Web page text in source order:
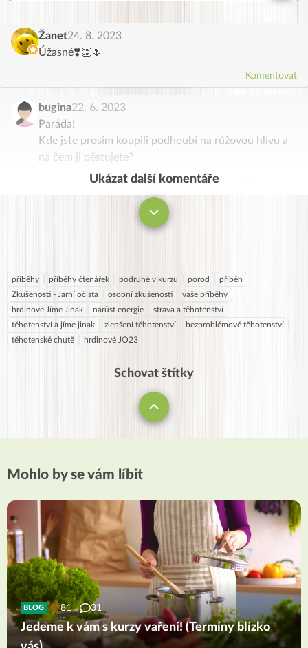
Žanet24. 8. 2023
Úžasné❣️👏🌷
Komentovat
bugina22. 6. 2023
Paráda!
Kde jste prosím koupili podhoubí na růžovou hlívu a
na čem ji pěstujete?
Ukázat další komentáře
příběhy příběhy čtenářek podruhé v kurzu porod
příběh
Zkušenosti - Jarní očista
osobní zkušenosti
vaše příběhy
hrdinové Jíme Jinak
nárůst energie
strava a těhotenství
těhotenství a jíme jinak
zlepšení těhotenství
bezproblémové těhotenství
těhotenské chutě
hrdinové JO23
Schovat štítky
Mohlo by se vám líbit
BLOG 81 31
Jedeme k vám s kurzy vaření! (Termíny blízko